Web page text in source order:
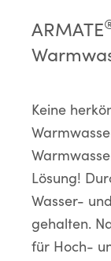
ARMATE
Keine
Lösung!
Wasser-
gehalten.
für Hoch-